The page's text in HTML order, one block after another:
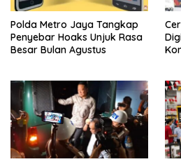
Polda Metro Jaya Tangkap
Penyebar Hoaks Unjuk Rasa
Besar Bulan Agustus